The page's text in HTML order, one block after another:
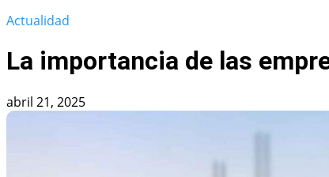
Actualidad
La importancia de las
abril 21, 2025